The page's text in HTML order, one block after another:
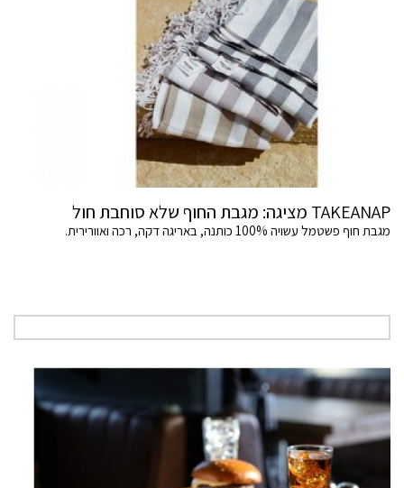
TAKEANAP מציגה: מגבת החוף שלא סוחבת חול
מגבת חוף פשטמל עשויה 100% כותנה, באריגה דקה, רכה ואוורירית.